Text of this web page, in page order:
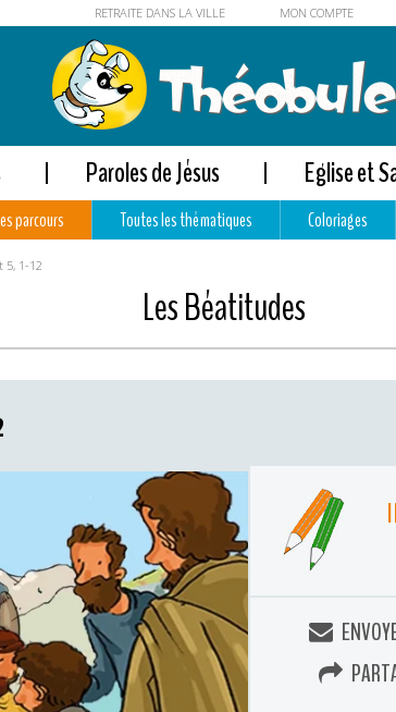
RETRAITE DANS LA VILLE MON COMPTE
Paroles de Jésus Eglise et
parcours Toutes les thématiques Coloriages
5, 1-12
Les Béatitudes